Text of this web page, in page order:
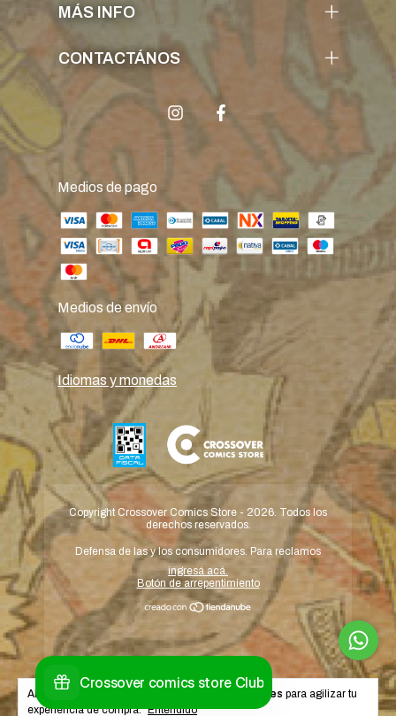
Al navegar por este sitio aceptás el uso de cookies para agilizar tu
experiencia de compra. Entendido
MÁS INFO
CONTACTÁNOS
Medios de pago
Medios de envío
Idiomas y monedas
Copyright Crossover Comics Store - 2026. Todos los
derechos reservados.
Defensa de las y los consumidores. Para reclamos
ingresá acá.
Botón de arrepentimiento